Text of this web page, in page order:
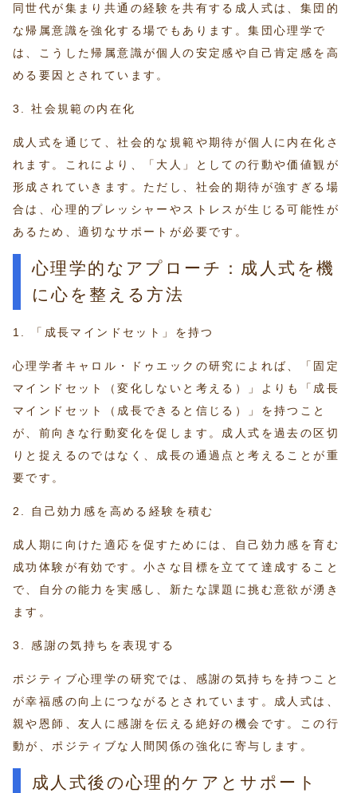
同世代が集まり共通の経験を共有する成人式は、集団的
な帰属意識を強化する場でもあります。集団心理学で
は、こうした帰属意識が個人の安定感や自己肯定感を高
める要因とされています。
3. 社会規範の内在化
成人式を通じて、社会的な規範や期待が個人に内在化さ
れます。これにより、「大人」としての行動や価値観が
形成されていきます。ただし、社会的期待が強すぎる場
合は、心理的プレッシャーやストレスが生じる可能性が
あるため、適切なサポートが必要です。
心理学的なアプローチ：成人式を機
に心を整える方法
1. 「成長マインドセット」を持つ
心理学者キャロル・ドゥエックの研究によれば、「固定
マインドセット（変化しないと考える）」よりも「成長
マインドセット（成長できると信じる）」を持つこと
が、前向きな行動変化を促します。成人式を過去の区切
りと捉えるのではなく、成長の通過点と考えることが重
要です。
2. 自己効力感を高める経験を積む
成人期に向けた適応を促すためには、自己効力感を育む
成功体験が有効です。小さな目標を立てて達成すること
で、自分の能力を実感し、新たな課題に挑む意欲が湧き
ます。
3. 感謝の気持ちを表現する
ポジティブ心理学の研究では、感謝の気持ちを持つこと
が幸福感の向上につながるとされています。成人式は、
親や恩師、友人に感謝を伝える絶好の機会です。この行
動が、ポジティブな人間関係の強化に寄与します。
成人式後の心理的ケアとサポート